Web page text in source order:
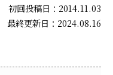
初回投稿日：2014.11.03
最終更新日：2024.08.16